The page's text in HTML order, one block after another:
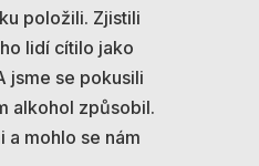
položili. Zjistili
lidí cítilo jako
jsme se pokusili
alkohol způsobil.
a mohlo se nám